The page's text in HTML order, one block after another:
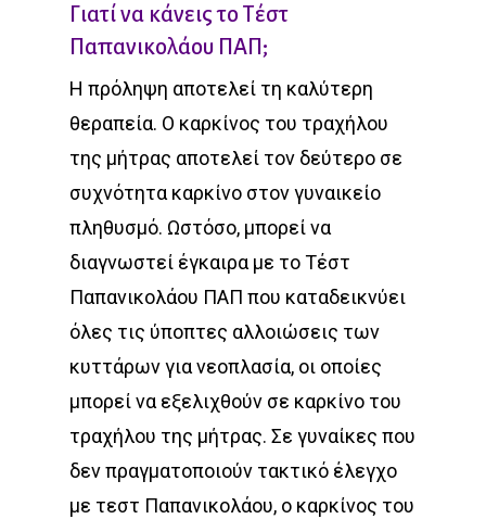
Γιατί να κάνεις το Τέστ
Παπανικολάου ΠΑΠ;
Η πρόληψη αποτελεί τη καλύτερη
θεραπεία. Ο καρκίνος του τραχήλου
της μήτρας αποτελεί τον δεύτερο σε
συχνότητα καρκίνο στον γυναικείο
πληθυσμό. Ωστόσο, μπορεί να
διαγνωστεί έγκαιρα με το Τέστ
Παπανικολάου ΠΑΠ που καταδεικνύει
όλες τις ύποπτες αλλοιώσεις των
κυττάρων για νεοπλασία, οι οποίες
μπορεί να εξελιχθούν σε καρκίνο του
τραχήλου της μήτρας. Σε γυναίκες που
δεν πραγματοποιούν τακτικό έλεγχο
με τεστ Παπανικολάου, ο καρκίνος του